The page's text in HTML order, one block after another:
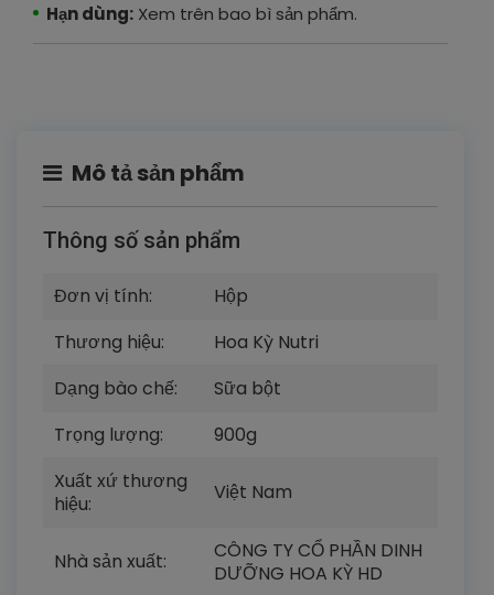
Hạn dùng: Xem trên bao bì sản phẩm.
Mô tả sản phẩm
Thông số sản phẩm
Đơn vị tính:
Hộp
Thương hiệu:
Hoa Kỳ Nutri
Dạng bào chế:
Sữa bột
Trọng lượng:
900g
Xuất xứ thương
hiệu:
Việt Nam
Nhà sản xuất:
CÔNG TY CỔ PHẦN DINH
DƯỠNG HOA KỲ HD